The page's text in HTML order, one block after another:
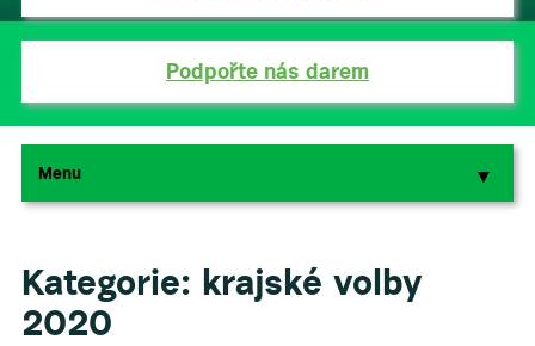
Podpořte nás darem
Menu ▼
▼
Kategorie: krajské volby
2020